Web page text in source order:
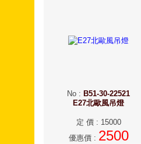
No : B51-30-22521
E27北歐風吊燈
定 價: 15000
優惠價: 2500